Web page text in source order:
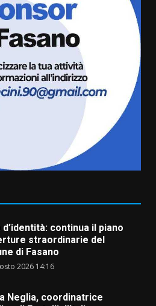
l’Us Fasano è escluso
2026 17:30
in azione nelle
fasanesi
2026 11:03
ferito a colpi di arma
2026 18:13
d’identità: continua il piano
straordinarie del
di Fasano
2026 14:16
Neglia, coordinatrice